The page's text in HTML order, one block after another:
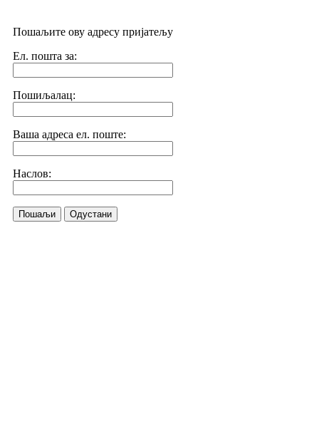
Пошаљите ову адресу пријатељу
Ел. пошта за:
Пошиљалац:
Ваша адреса ел. поште:
Наслов:
Пошаљи Одустани